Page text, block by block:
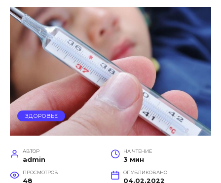
ЗДОРОВЬЕ
АВТОР
admin
НА ЧТЕНИЕ
3 мин
ПРОСМОТРОВ
48
ОПУБЛИКОВАНО
04.02.2022